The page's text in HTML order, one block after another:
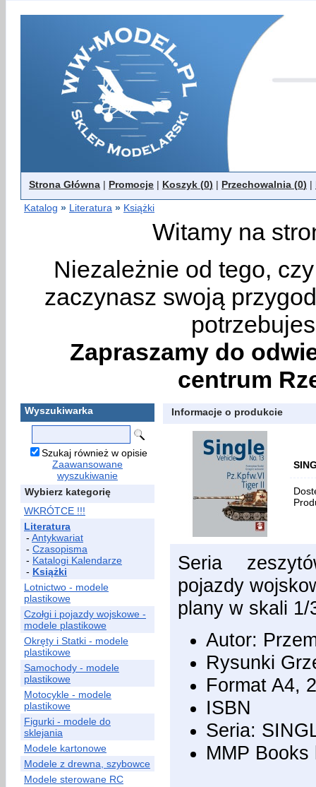
Strona Główna | Promocje | Koszyk (0) | Przechowalnia (0) |
Katalog » Literatura » Książki
Witamy na
Niezależnie od tego,
zaczynasz swoją
Zapraszamy do
centrum
Wyszukiwarka
Szukaj również w opisie
Zaawansowane
wyszukiwanie
Wybierz kategorię
WKRÓTCE !!!
Literatura
- Antykwariat
- Czasopisma
- Katalogi Kalendarze
- Książki
Lotnictwo - modele
plastikowe
Czołgi i pojazdy wojskowe -
modele plastikowe
Okręty i Statki - modele
plastikowe
Samochody - modele
plastikowe
Motocykle - modele
plastikowe
Figurki - modele do
sklejania
Modele kartonowe
Modele z drewna, szybowce
Modele sterowane RC
Informacje o produkcie
Seria
pojazdy
plany w skali
Autor:
Rysunki
Format A4,
ISBN
Seria:
MMP